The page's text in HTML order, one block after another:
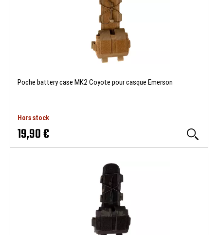
Poche battery case MK2 Coyote pour casque Emerson
Hors stock
19,90 €